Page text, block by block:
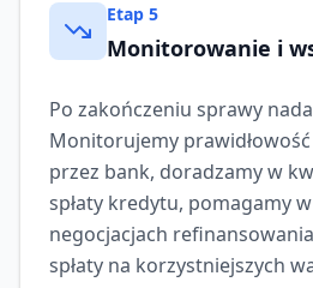
Etap 5
Monitorowanie i
Po zakończeniu sprawy
Monitorujemy
przez bank, doradzamy w
spłaty kredytu, pomagamy
negocjacjach
spłaty na korzystniejszych